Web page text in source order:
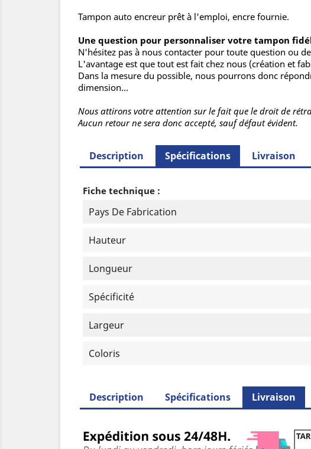
Tampon auto encreur prêt à l'emploi, encre fournie.
Une question pour personnaliser votre tampon
N'hésitez pas à nous contacter pour toute question ou
L'avantage est que tout est fait chez nous (création et
Dans la mesure du possible, nous pourrons donc
dimension...
Nous attirons votre attention sur le fait que le droit de
Aucun retour ne sera donc accepté, sauf défaut évident.
Description Spécifications Livraison
Fiche technique :
Pays De Fabrication
Hauteur
Longueur
Spécificité
Largeur
Coloris
Description Spécifications Livraison